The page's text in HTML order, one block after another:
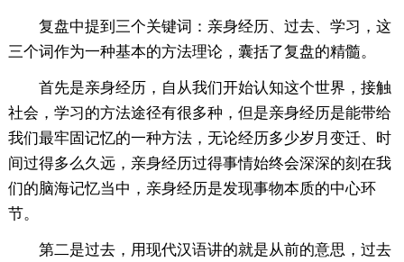
复盘中提到三个关键词：亲身经历、过去、学习，这
三个词作为一种基本的方法理论，囊括了复盘的精髓。
首先是亲身经历，自从我们开始认知这个世界，接触
社会，学习的方法途径有很多种，但是亲身经历是能带给
我们最牢固记忆的一种方法，无论经历多少岁月变迁、时
间过得多么久远，亲身经历过得事情始终会深深的刻在我
们的脑海记忆当中，亲身经历是发现事物本质的中心环
节。
第二是过去，用现代汉语讲的就是从前的意思，过去